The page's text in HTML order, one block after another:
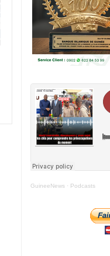
GuineeNews · Podcasts